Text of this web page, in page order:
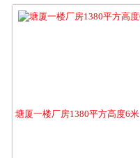
塘厦一楼厂房1380平方高度6米